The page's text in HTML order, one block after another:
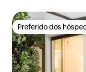
Preferido dos
Preferido dos